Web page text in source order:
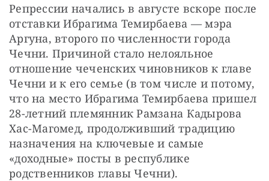
Репрессии начались в августе вскоре после
отставки Ибрагима Темирбаева — мэра
Аргуна, второго по численности города
Чечни. Причиной стало нелояльное
отношение чеченских чиновников к главе
Чечни и к его семье (в том числе и потому,
что на место Ибрагима Темирбаева пришел
28-летний племянник Рамзана Кадырова
Хас-Магомед, продолживший традицию
назначения на ключевые и самые
«доходные» посты в республике
родственников главы Чечни).